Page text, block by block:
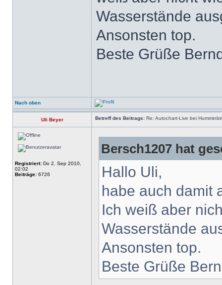
Wasserstände
Ansonsten top.
Beste Grüße
Nach oben
Uli Beyer Betreff des Beitrags: Re: Autochart-Live bei
Registriert: Do 2. Sep 2010,
02:02
Beiträge: 6726
Bersch1207 hat
Hallo Uli,
habe auch damit
Ich weiß aber
Wasserstände
Ansonsten top.
Beste Grüße